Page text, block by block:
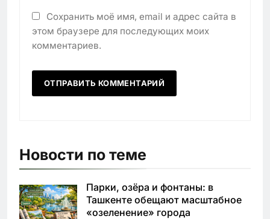
Сохранить моё имя, email и адрес сайта в
этом браузере для последующих моих
комментариев.
Новости по теме
Парки, озёра и фонтаны: в
Ташкенте обещают масштабное
«озеленение» города